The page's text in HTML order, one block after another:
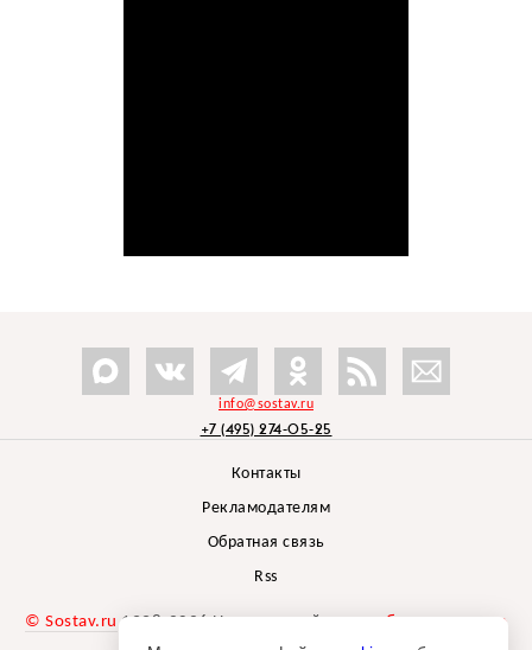
info@sostav.ru
+7 (495) 274-05-25
Контакты
Рекламодателям
Обратная связь
Rss
© Sostav.ru 1998-2026 Независимый проектбрендингового
агентства Depot